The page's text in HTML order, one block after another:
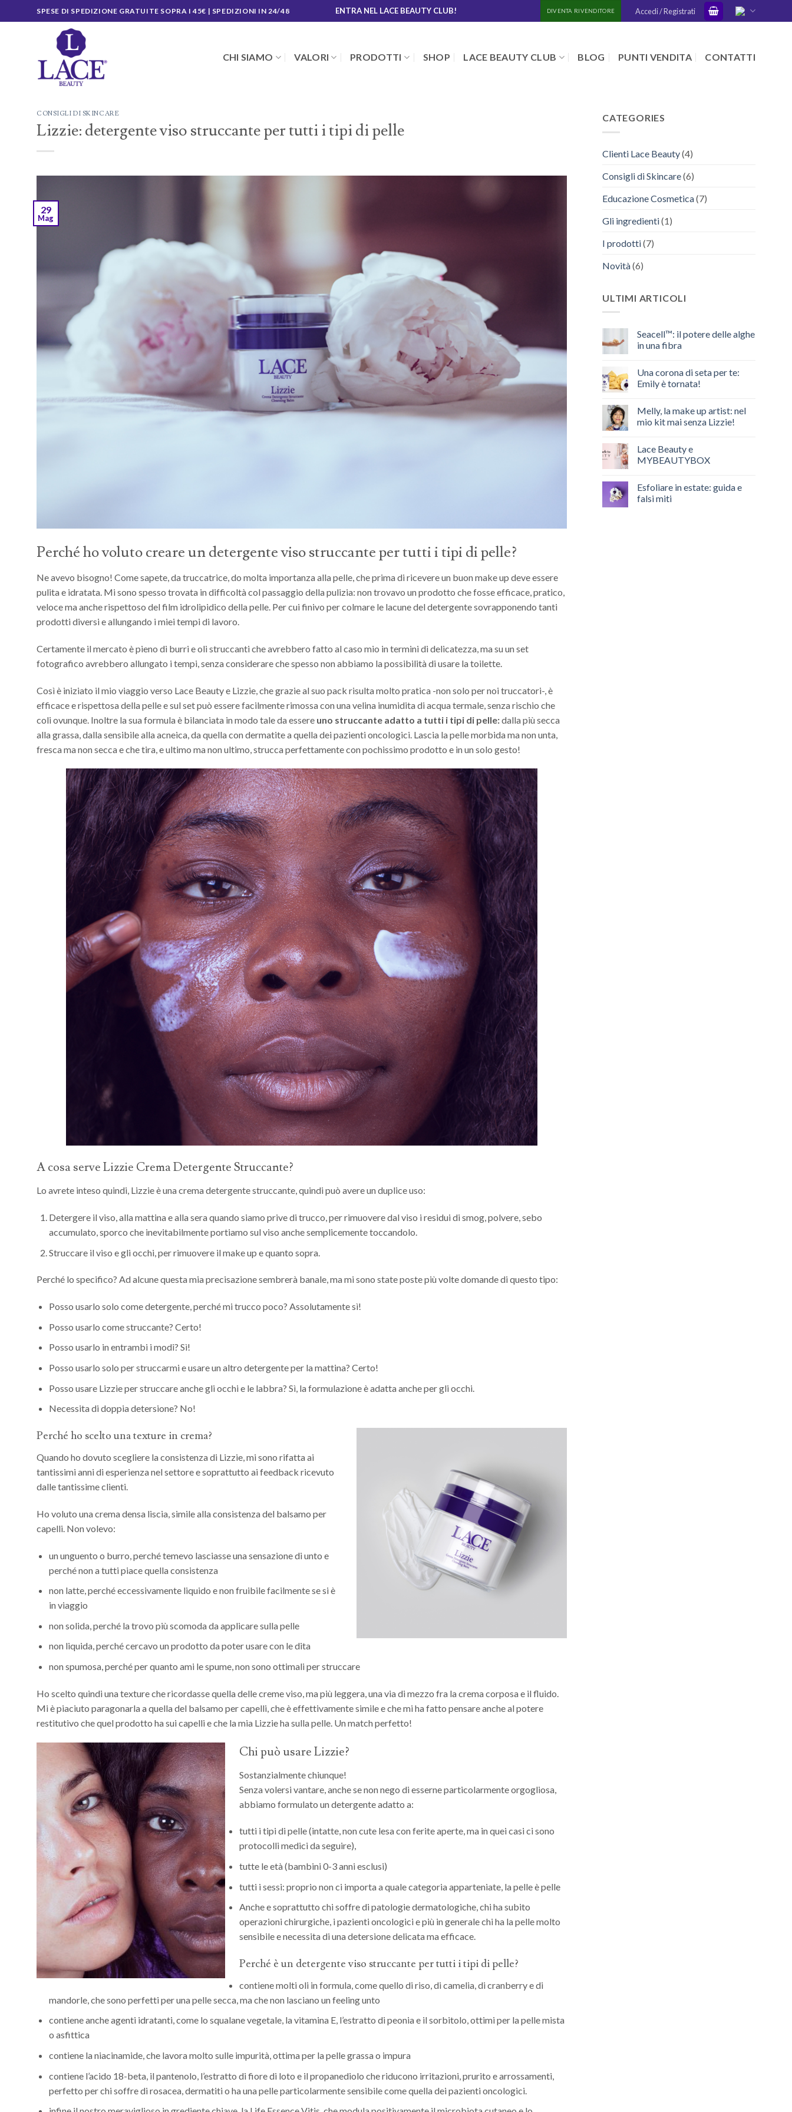
ai
SPESE DI SPEDIZIONE GRATUITE SOPRA I 45€ | SPEDIZIONI IN 24/48 ENTRA NEL LACE BEAUTY CLUB! DIVENTA RIVENDITORE Accedi / Registrati
CHI SIAMO VALORI PRODOTTI SHOP LACE BEAUTY CLUB BLOG PUNTI VENDITA CONTATTI
CONSIGLI DI SKINCARE
Lizzie: detergente viso struccante per tutti i tipi di pelle
29
Mag
Perché ho voluto creare un detergente viso struccante per tutti i tipi di pelle?
Ne avevo bisogno! Come sapete, da truccatrice, do molta importanza alla pelle, che prima di ricevere un buon make up deve essere
pulita e idratata. Mi sono spesso trovata in difficoltà col passaggio della pulizia: non trovavo un prodotto che fosse efficace, pratico,
veloce ma anche rispettoso del film idrolipidico della pelle. Per cui finivo per colmare le lacune del detergente sovrapponendo tanti
prodotti diversi e allungando i miei tempi di lavoro.
Certamente il mercato è pieno di burri e oli struccanti che avrebbero fatto al caso mio in termini di delicatezza, ma su un set
fotografico avrebbero allungato i tempi, senza considerare che spesso non abbiamo la possibilità di usare la toilette.
Così è iniziato il mio viaggio verso Lace Beauty e Lizzie, che grazie al suo pack risulta molto pratica -non solo per noi truccatori-, è
efficace e rispettosa della pelle e sul set può essere facilmente rimossa con una velina inumidita di acqua termale, senza rischio che
coli ovunque. Inoltre la sua formula è bilanciata in modo tale da essere uno struccante adatto a tutti i tipi di pelle:dalla più secca
alla grassa, dalla sensibile alla acneica, da quella con dermatite a quella dei pazienti oncologici. Lascia la pelle morbida ma non unta,
fresca ma non secca e che tira, e ultimo ma non ultimo, strucca perfettamente con pochissimo prodotto e in un solo gesto!
A cosa serve Lizzie Crema Detergente Struccante?
Lo avrete inteso quindi, Lizzie è una crema detergente struccante, quindi può avere un duplice uso:
Detergere il viso, alla mattina e alla sera quando siamo prive di trucco, per rimuovere dal viso i residui di smog, polvere, sebo
accumulato, sporco che inevitabilmente portiamo sul viso anche semplicemente toccandolo.
Struccare il viso e gli occhi, per rimuovere il make up e quanto sopra.
Perché lo specifico? Ad alcune questa mia precisazione sembrerà banale, ma mi sono state poste più volte domande di questo tipo:
Posso usarlo solo come detergente, perché mi trucco poco? Assolutamente sì!
Posso usarlo come struccante? Certo!
Posso usarlo in entrambi i modi? Sì!
Posso usarlo solo per struccarmi e usare un altro detergente per la mattina? Certo!
Posso usare Lizzie per struccare anche gli occhi e le labbra? Sì, la formulazione è adatta anche per gli occhi.
Necessita di doppia detersione? No!
Perché ho scelto una texture in crema?
Quando ho dovuto scegliere la consistenza di Lizzie, mi sono rifatta ai
tantissimi anni di esperienza nel settore e soprattutto ai feedback ricevuto
dalle tantissime clienti.
Ho voluto una crema densa liscia, simile alla consistenza del balsamo per
capelli. Non volevo:
un unguento o burro, perché temevo lasciasse una sensazione di unto e
perché non a tutti piace quella consistenza
non latte, perché eccessivamente liquido e non fruibile facilmente se si è
in viaggio
non solida, perché la trovo più scomoda da applicare sulla pelle
non liquida, perché cercavo un prodotto da poter usare con le dita
non spumosa, perché per quanto ami le spume, non sono ottimali per struccare
Ho scelto quindi una texture che ricordasse quella delle creme viso, ma più leggera, una via di mezzo fra la crema corposa e il fluido.
Mi è piaciuto paragonarla a quella del balsamo per capelli, che è effettivamente simile e che mi ha fatto pensare anche al potere
restitutivo che quel prodotto ha sui capelli e che la mia Lizzie ha sulla pelle. Un match perfetto!
Chi può usare Lizzie?
Sostanzialmente chiunque!
Senza volersi vantare, anche se non nego di esserne particolarmente orgogliosa,
abbiamo formulato un detergente adatto a:
tutti i tipi di pelle (intatte, non cute lesa con ferite aperte, ma in quei casi ci sono
protocolli medici da seguire),
tutte le età (bambini 0-3 anni esclusi)
tutti i sessi: proprio non ci importa a quale categoria apparteniate, la pelle è pelle
Anche e soprattutto chi soffre di patologie dermatologiche, chi ha subito
operazioni chirurgiche, i pazienti oncologici e più in generale chi ha la pelle molto
sensibile e necessita di una detersione delicata ma efficace.
Perché è un detergente viso struccante per tutti i tipi di pelle?
contiene molti oli in formula, come quello di riso, di camelia, di cranberry e di
mandorle, che sono perfetti per una pelle secca, ma che non lasciano un feeling unto
contiene anche agenti idratanti, come lo squalane vegetale, la vitamina E, l’estratto di peonia e il sorbitolo, ottimi per la pelle mista
o asfittica
contiene la niacinamide, che lavora molto sulle impurità, ottima per la pelle grassa o impura
contiene l’acido 18-beta, il pantenolo, l’estratto di fiore di loto e il propanediolo che riducono irritazioni, prurito e arrossamenti,
perfetto per chi soffre di rosacea, dermatiti o ha una pelle particolarmente sensibile come quella dei pazienti oncologici.
CATEGORIES
Clienti Lace Beauty(4)
Consigli di Skincare(6)
Educazione Cosmetica(7)
Gli ingredienti(1)
I prodotti(7)
Novità(6)
ULTIMI ARTICOLI
Seacell™: il potere delle alghe
in una fibra
su
Seacell™:
il
alghe
una
Una corona di seta per te:
Emily è tornata!
su
Una
corona
per
te:
Emily
Melly, la make up artist: nel
mio kit mai senza Lizzie!
su
Melly,
la
artist:
nel
mio
Lace Beauty e
MYBEAUTYBOX
su
Lace
Beauty
Esfoliare in estate: guida e
falsi miti